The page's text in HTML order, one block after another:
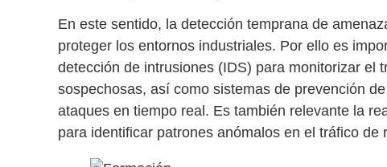
En este sentido, la detección temprana de
proteger los entornos industriales. Por ello es
detección de intrusiones (IDS) para monitorizar el
sospechosas, así como sistemas de prevención
ataques en tiempo real. Es también relevante la
para identificar patrones anómalos en el tráfico